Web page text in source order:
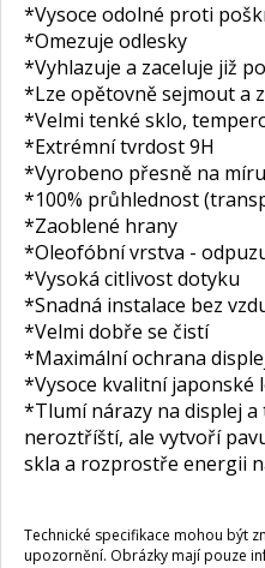
*Vysoce odolné proti
*Omezuje odlesky
*Vyhlazuje a zaceluje již
*Lze opětovně sejmout a
*Velmi tenké sklo,
*Extrémní tvrdost 9H
*Vyrobeno přesně na
*100% průhlednost
*Zaoblené hrany
*Oleofóbní vrstva -
*Vysoká citlivost dotyku
*Snadná instalace bez
*Velmi dobře se čistí
*Maximální ochrana
*Vysoce kvalitní japonské
*Tlumí nárazy na displej
neroztříští, ale vytvoří
skla a rozprostře energii
Technické specifikace mohou být
upozornění. Obrázky mají pouze